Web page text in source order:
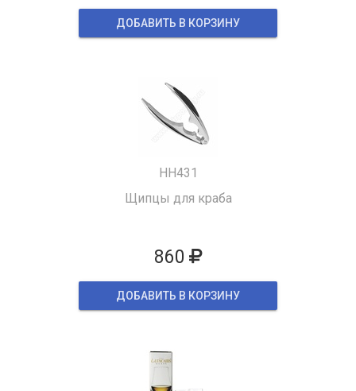
ДОБАВИТЬ В КОРЗИНУ
HH431
Щипцы для краба
860
ДОБАВИТЬ В КОРЗИНУ